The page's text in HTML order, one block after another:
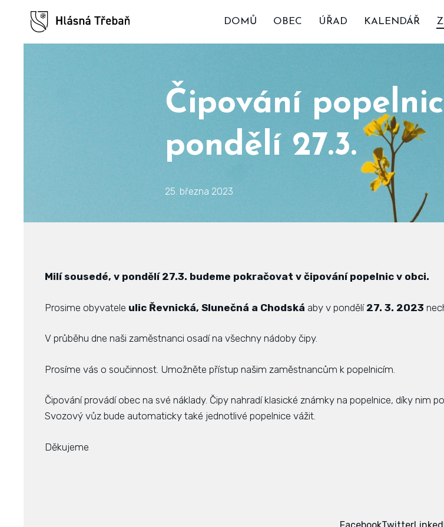
DOMŮ OBEC ÚŘAD KALENDÁŘ
Čipování
pondělí 27.3.
25. března 2023
Milí sousedé, v pondělí 27.3. budeme pokračovat v čipování popelnic v obci.
Prosime obyvatele ulic Řevnická, Slunečná a Chodská aby v pondělí 27. 3. 2023
V průběhu dne naši zaměstnanci osadí na všechny nádoby čipy.
Prosíme vás o součinnost. Umožněte přístup našim zaměstnancům k popelnicím.
Čipování provádí obec na své náklady. Čipy nahradí klasické známky na popelnice, díky nim
Svozový vůz bude automaticky také jednotlivé popelnice vážit.
Děkujeme
FacebookTwitter